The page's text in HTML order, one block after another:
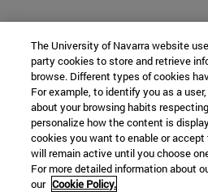
The University of Navarra website
party cookies to store and retrieve
browse. Different types of cookies
For example, to identify you as a
about your browsing habits
personalize how the content is
cookies you want to enable or
will remain active until you choose
For more detailed information about
our Cookie Policy.